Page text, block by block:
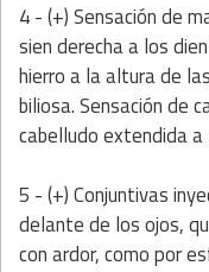
4 - (+) Sensación de
sien derecha a los
hierro a la altura de
biliosa. Sensación de
cabelludo extendida a
5 - (+) Conjuntivas
delante de los ojos,
con ardor, como por